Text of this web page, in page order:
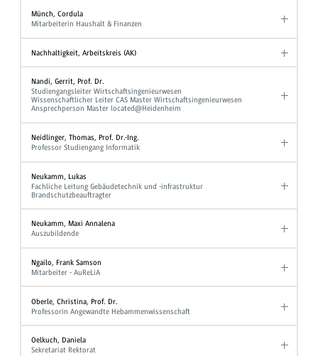
Münch, Cordula
Mitarbeiterin Haushalt & Finanzen
Nachhaltigkeit, Arbeitskreis (AK)
Nandi, Gerrit, Prof. Dr.
Studiengangsleiter Wirtschaftsingenieurwesen
Wissenschaftlicher Leiter CAS Master Wirtschaftsingenieurwesen
Ansprechperson Master located@Heidenheim
Neidlinger, Thomas, Prof. Dr.-Ing.
Professor Studiengang Informatik
Neukamm, Lukas
Fachliche Leitung Gebäudetechnik und -infrastruktur
Brandschutzbeauftragter
Neukamm, Maxi Annalena
Auszubildende
Ngailo, Frank Samson
Mitarbeiter - AuReLiA
Oberle, Christina, Prof. Dr.
Professorin Angewandte Hebammenwissenschaft
Oelkuch, Daniela
Sekretariat Rektorat